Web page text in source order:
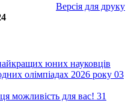
Версія для друку
юних науковців
олімпіадах 2026 року 03
можливість для вас! 31